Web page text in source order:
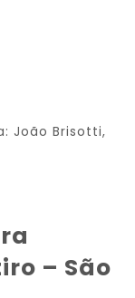
João Brisotti,
– São